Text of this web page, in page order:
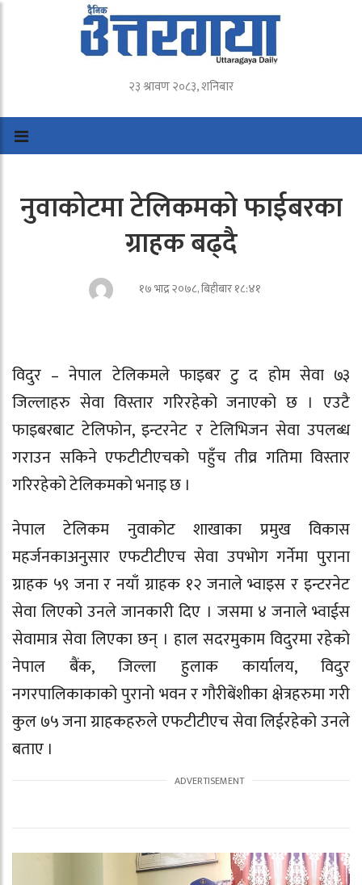
२३ श्रावण २०८३, शनिबार
नुवाकोटमा टेलिकमको फाईबरका
ग्राहक बढ्दै
१७ भाद्र २०७८, बिहीबार १८:४१
विदुर –नेपाल टेलिकमले फाइबर टु द होमसेवा ७३
जिल्लाहरु सेवा विस्तार गरिरहेको जनाएको छ । एउटै
फाइबरबाट टेलिफोन, इन्टरनेट र टेलिभिजन सेवा उपलब्ध
गराउन सकिने एफटीटीएचको पहुँच तीव्र गतिमा विस्तार
गरिरहेको टेलिकमको भनाइ छ ।
नेपाल टेलिकम नुवाकोट शाखाका प्रमुख विकास
महर्जनकाअनुसार एफटीटीएच सेवा उपभोग गर्नेमा पुराना
ग्राहक ५९ जना र नयाँ ग्राहक १२ जनाले भ्वाइस र इन्टरनेट
सेवा लिएको उनले जानकारी दिए । जसमा ४ जनाले भ्वाईस
सेवामात्र सेवा लिएका छन् । हाल सदरमुकाम विदुरमा रहेको
नेपाल बैंक, जिल्ला हुलाक कार्यालय, विदुर
नगरपालिकाकाको पुरानो भवन र गौरीबेंशीका क्षेत्रहरुमा गरी
कुल ७५ जना ग्राहकहरुले एफटीटीएच सेवा लिईरहेको उनले
बताए ।